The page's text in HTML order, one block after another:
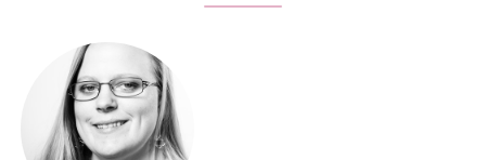
SPEAKERS